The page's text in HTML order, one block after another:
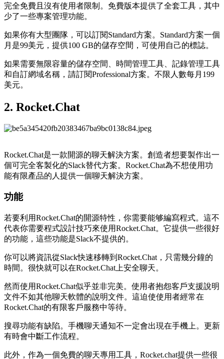
完全免費且沒有使用者限制。免費版本提供了全套工具，其中
少了一些專案管理功能。
如果你有大型團隊，可以訂閱Standard方案。Standard方案一個
月是99美元，提供100 GB的儲存空間，可使用自己的標誌。
如果需要無限容量的儲存空間、時間管理工具、記錄管理工具
和自訂網域名稱，請訂閱Professional方案。不限人數每月199
美元。
2. Rocket.Chat
Rocket.Chat是一款開源的聊天解決方案。創造者想要製作出一
個可完全客製化的Slack替代方案。Rocket.Chat為不想使用功
能有限產品的人提供一個聊天解決方案。
功能
若要利用Rocket.Chat的開源特性，你需要能够編寫程式。這不
代表你需要程式設計技巧來使用Rocket.Chat。它提供一些很好
的功能，這些功能是Slack不提供的。
你可以將資訊從Slack快速移轉到Rocket.Chat，只需幾分鐘的
時間。很快就可以在Rocket.Chat上安全聊天。
然而使用Rocket.Chat似乎並非完美。使用者抱怨客戶支援說明
文件不如其他聊天軟體的說明文件。這迫使使用者經常在
Rocket.Chat的有限客戶服務中等待。
搜尋功能有缺陷。手機聊天通知不一定會出現在手機上。更新
有時會中斷工作流程。
此外，作為一個免費的聊天專用工具，Rocket.chat提供一些很